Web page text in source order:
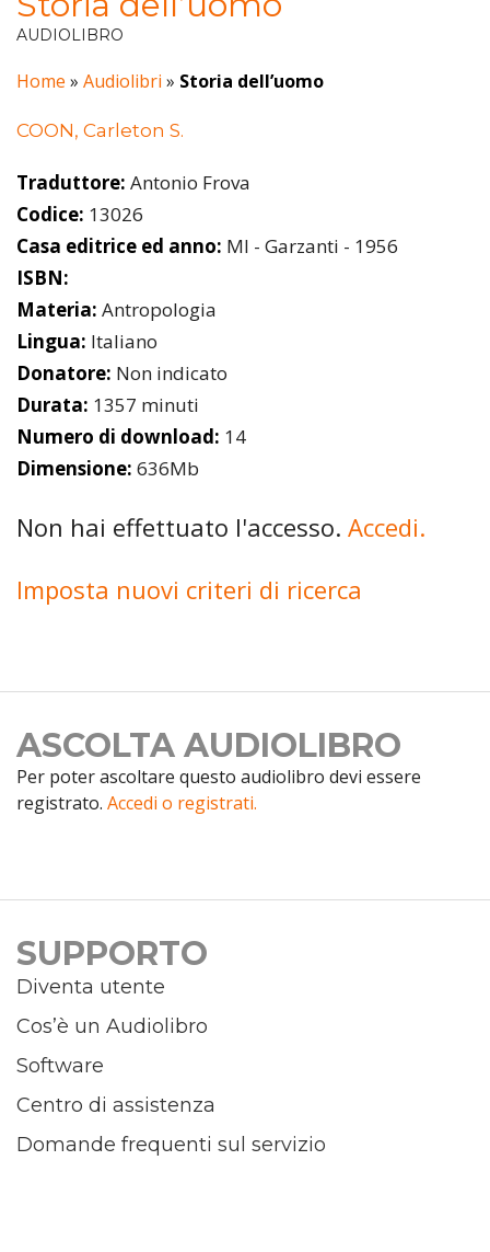
AUDIOLIBRO
Home » Audiolibri » Storia dell’uomo
COON, Carleton S.
Traduttore: Antonio Frova
Codice: 13026
Casa editrice ed anno: MI - Garzanti - 1956
ISBN:
Materia: Antropologia
Lingua: Italiano
Donatore: Non indicato
Durata: 1357 minuti
Numero di download: 14
Dimensione: 636Mb
Non hai effettuato l'accesso. Accedi.
Imposta nuovi criteri di ricerca
ASCOLTA AUDIOLIBRO
Per poter ascoltare questo audiolibro devi essere
registrato. Accedi o registrati.
SUPPORTO
Diventa utente
Cos’è un Audiolibro
Software
Centro di assistenza
Domande frequenti sul servizio